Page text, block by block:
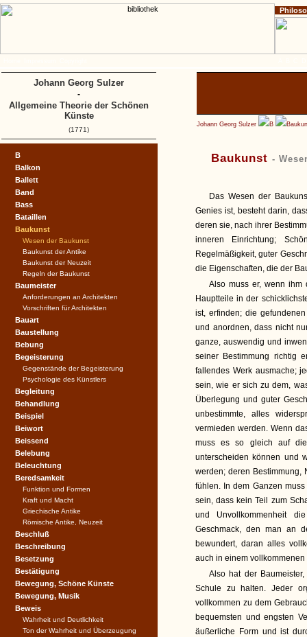
Johann Georg Sulzer B
Baukunst -
Das Wesen der
Genies ist, besteht darin,
deren sie, nach ihrer
inneren Einrichtung;
Regelmäßigkeit, guter
die Eigenschaften, die der
Also muss er, wenn ihm
Hauptteile in der
ist, erfinden; die
und anordnen, dass nicht
ganze, auswendig und
seiner Bestimmung richtig
fallendes Werk ausmache;
sein, wie er sich zu dem,
Überlegung und guter
unbestimmte, alles
vermieden werden. Wenn
muss es so gleich auf die
unterscheiden können und
werden; deren Bestimmung,
fühlen. In dem Ganzen
sein, dass kein Teil zum
und Unvollkommenheit
Geschmack, den man an
bewundert, daran alles
auch in einem
Also hat der
Schule zu halten. Jeder
vollkommen zu dem
bequemsten und engsten
äußerliche Form und ist
B
Balkon
Ballett
Band
Bass
Bataillen
Baukunst
Wesen der Baukunst
Baukunst der Antike
Baukunst der Neuzeit
Regeln der Baukunst
Baumeister
Anforderungen an Architekten
Vorschriften für Architekten
Bauart
Baustellung
Bebung
Begeisterung
Gegenstände der Begeisterung
Psychologie des Künstlers
Begleitung
Behandlung
Beispiel
Beiwort
Beissend
Belebung
Beleuchtung
Beredsamkeit
Funktion und Formen
Kraft und Macht
Griechische Antike
Römische Antike, Neuzeit
Beschluß
Beschreibung
Besetzung
Bestätigung
Bewegung, Schöne Künste
Bewegung, Musik
Beweis
Wahrheit und Deutlichkeit
Ton der Wahrheit und Überzeugung
Johann Georg Sulzer
-
Allgemeine Theorie der Schönen
Künste
(1771)